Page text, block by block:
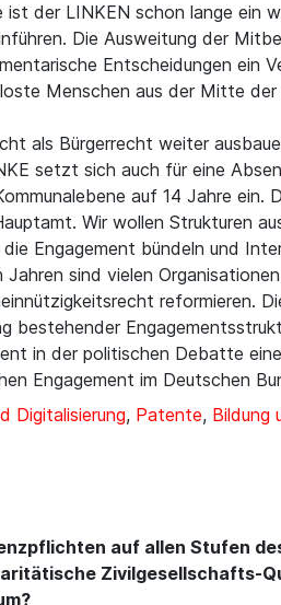
der LINKEN schon lange ein
Die Ausweitung der
Entscheidungen
Menschen aus der Mitte
als Bürgerrecht weiter
setzt sich auch für eine
auf 14 Jahre
Wir wollen Strukturen
Engagement bündeln und
sind vielen
reformieren.
bestehender
in der politischen Debatte
Engagement im Deutschen
Digitalisierung, Patente, Bildung
auf allen Stufen
Zivilgesellschafts-